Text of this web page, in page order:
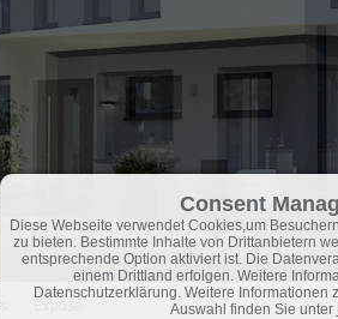
Consent
Diese Webseite verwendet Cookies,um
zu bieten. Bestimmte Inhalte von Drittanbietern
entsprechende Option aktiviert ist. Die
einem Drittland erfolgen. Weitere
Datenschutzerklärung. Weitere Informationen
Auswahl finden Sie unter